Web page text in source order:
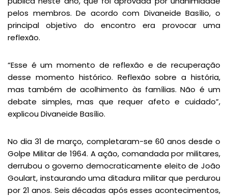
pelos membros. De acordo com Divaneide Basílio, o
principal objetivo do encontro era provocar uma
reflexão.
“Esse é um momento de reflexão e de recuperação
desse momento histórico. Reflexão sobre a história,
mas também de acolhimento às famílias. Não é um
debate simples, mas que requer afeto e cuidado”,
explicou Divaneide Basílio.
No dia 31 de março, completaram-se 60 anos desde o
Golpe Militar de 1964. A ação, comandada por militares,
derrubou o governo democraticamente eleito de João
Goulart, instaurando uma ditadura militar que perdurou
por 21 anos. Seis décadas após esses acontecimentos,